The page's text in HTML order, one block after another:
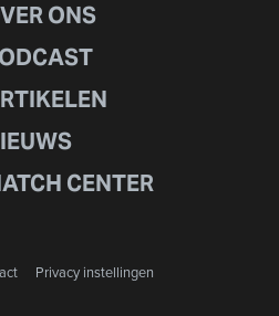
ONS
CENTER
Privacy instellingen